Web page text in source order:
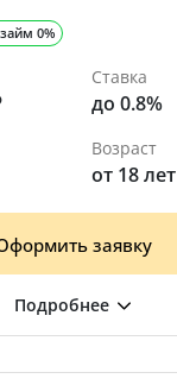
0%
Ставка
до 0.8%
Возраст
от 18 лет
заявку